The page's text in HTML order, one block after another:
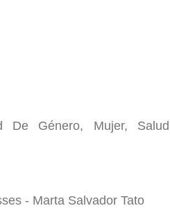
De Género, Mujer, Salud
- Marta Salvador Tato